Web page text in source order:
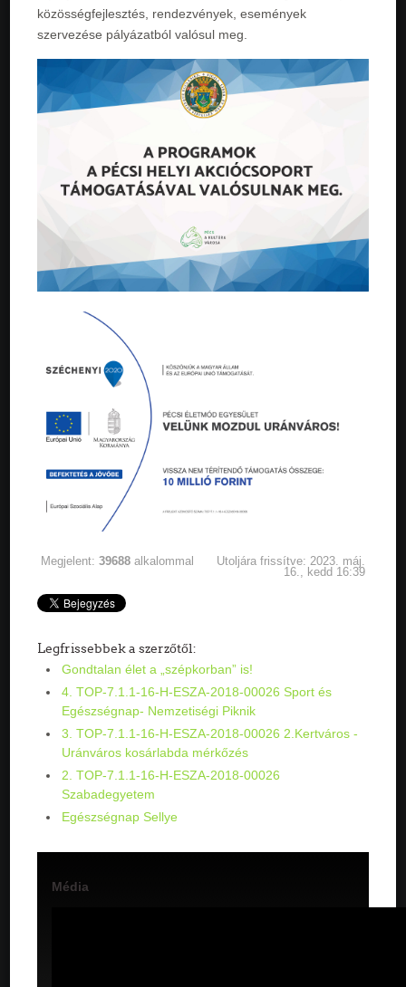
közösségfejlesztés, rendezvények, események
szervezése pályázatból valósul meg.
Megjelent:39688 alkalommal
Utoljára frissítve: 2023. máj.
16., kedd 16:39
Legfrissebbek a szerzőtől:
Gondtalan élet a „szépkorban” is!
4. TOP-7.1.1-16-H-ESZA-2018-00026 Sport és
Egészségnap- Nemzetiségi Piknik
3. TOP-7.1.1-16-H-ESZA-2018-00026 2.Kertváros -
Uránváros kosárlabda mérkőzés
2. TOP-7.1.1-16-H-ESZA-2018-00026
Szabadegyetem
Egészségnap Sellye
Média